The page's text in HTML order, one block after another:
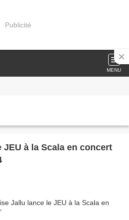
Publicité
MENU
à la Scala en concert